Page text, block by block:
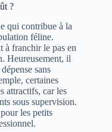
?
qui contribue à la
féline.
à franchir le pas en
Heureusement, il
sans
certaines
attractifs, car les
sous supervision.
les petits